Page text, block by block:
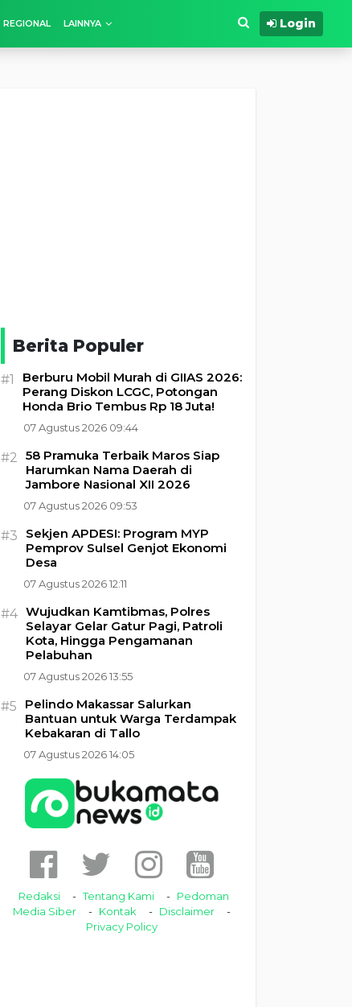
REGIONAL LAINNYA Login
Berita Populer
#1
Berburu Mobil Murah di GIIAS 2026:
Perang Diskon LCGC, Potongan
Honda Brio Tembus Rp 18 Juta!
07 Agustus 2026 09:44
#2 58 Pramuka Terbaik Maros Siap
Harumkan Nama Daerah di
Jambore Nasional XII 2026
07 Agustus 2026 09:53
#3
Sekjen APDESI: Program MYP
Pemprov Sulsel Genjot Ekonomi
Desa
07 Agustus 2026 12:11
#4 Wujudkan Kamtibmas, Polres
Selayar Gelar Gatur Pagi, Patroli
Kota, Hingga Pengamanan
Pelabuhan
07 Agustus 2026 13:55
#5
Pelindo Makassar Salurkan
Bantuan untuk Warga Terdampak
Kebakaran di Tallo
07 Agustus 2026 14:05
Redaksi Tentang Kami
Pedoman
Media Siber
Kontak
Disclaimer
Privacy Policy